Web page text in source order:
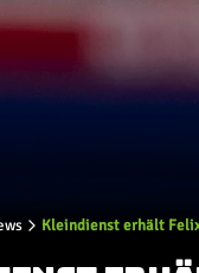
Kleindienst erhält